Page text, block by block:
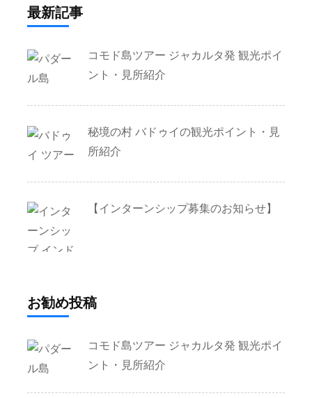
最新記事
コモド島ツアー ジャカルタ発 観光ポイ
ント・見所紹介
秘境の村 バドゥイの観光ポイント・見
所紹介
【インターンシップ募集のお知らせ】
お勧め投稿
コモド島ツアー ジャカルタ発 観光ポイ
ント・見所紹介